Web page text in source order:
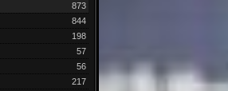
873
844
198
57
56
217